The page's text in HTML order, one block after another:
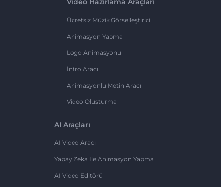
Video Hazırlama Araçları
Ücretsiz Müzik Görselleştirici
Animasyon Yapma
Logo Animasyonu
İntro Aracı
Animasyonlu Metin Aracı
Video Oluşturma
AI Araçları
AI Video Aracı
Yapay Zeka Ile Animasyon Yapma
AI Video Editörü